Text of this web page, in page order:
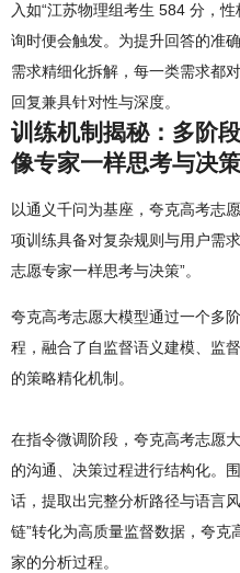
入如“江苏物理组考生 584 分，
询时便会触发。为提升回答的准
需求精细化拆解，每一类需求都
回复兼具针对性与深度。
训练机制揭秘：多阶
像专家一样思考与决策
以通义千问为基座，夸克高考志
项训练具备对复杂规则与用户需
志愿专家一样思考与决策”。
夸克高考志愿大模型通过一个多
程，融合了自监督语义建模、监
的策略精化机制。
在指令微调阶段，夸克高考志愿
的沟通、决策过程进行结构化。
话，提取出完整分析路径与语言
链”转化为高质量监督数据，夸
家的分析过程。